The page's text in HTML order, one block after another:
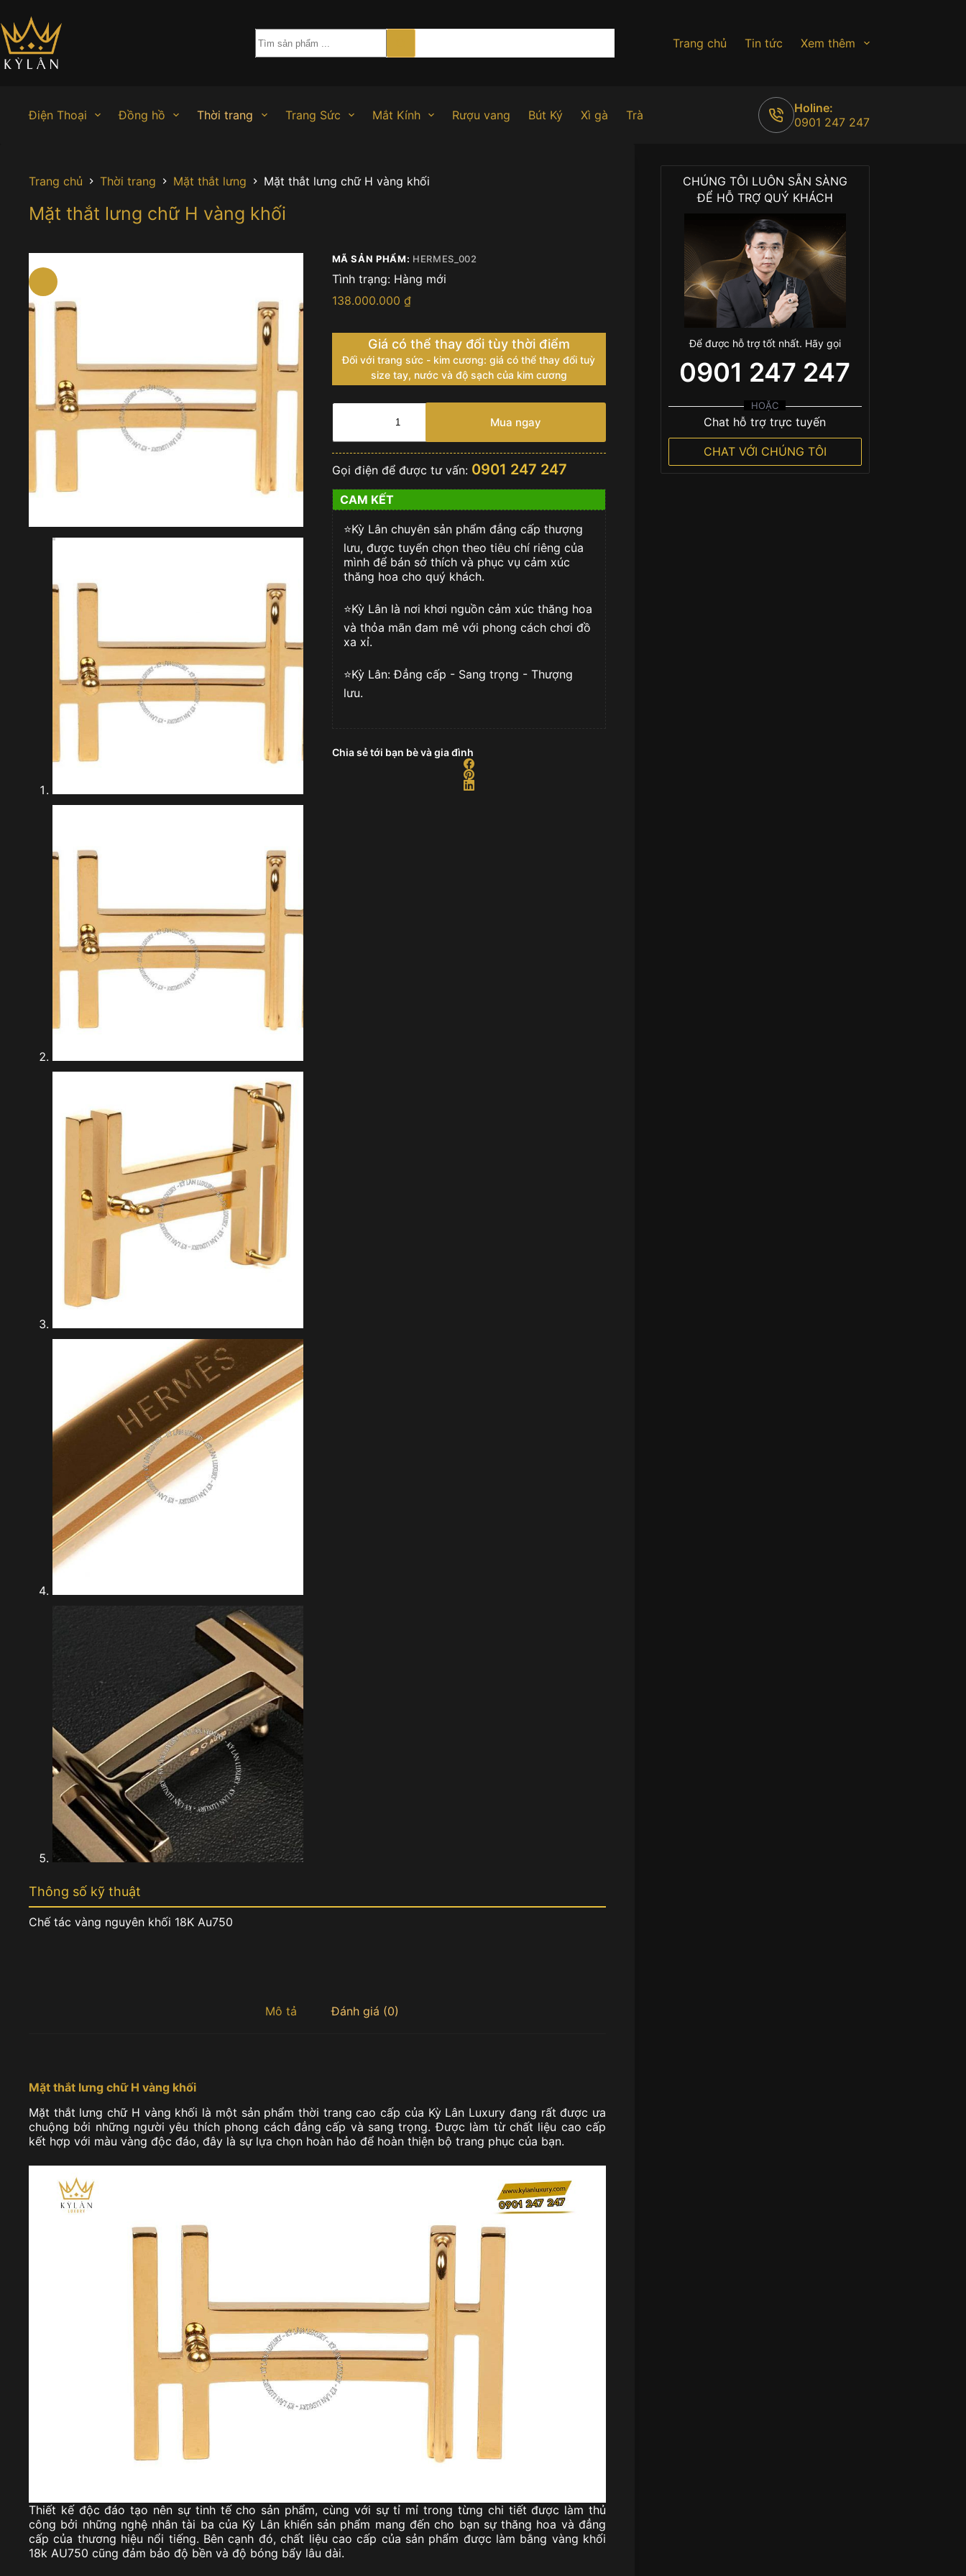
đến
phần
nội
dung
Trang chủ Tin tức Xem thêm
Điện Thoại Đồng hồ Thời trang Trang Sức Mắt Kính Rượu vang Bút Ký Xì gà Trà
Holine:
0901 247 247
Trang chủ Thời trang Mặt thắt lưng Mặt thắt lưng chữ H vàng khối
Mặt thắt lưng chữ H vàng khối
MÃ SẢN PHẨM: HERMES_002
Tình trạng: Hàng mới
138.000.000 ₫
Giá có thể thay đổi tùy thời điểm
Đối với trang sức - kim cương: giá có thể thay đổi tuỳ
size tay, nước và độ sạch của kim cương
Mặt
H
vàng
khối
số
Mua ngay
Gọi điện để được tư vấn: 0901 247 247
CAM KẾT
⭐️Kỳ Lân chuyên sản phẩm đẳng cấp thượng
lưu, được tuyển chọn theo tiêu chí riêng của
mình để bán sở thích và phục vụ cảm xúc
thăng hoa cho quý khách.
⭐️Kỳ Lân là nơi khơi nguồn cảm xúc thăng hoa
và thỏa mãn đam mê với phong cách chơi đồ
xa xỉ.
⭐️Kỳ Lân: Đẳng cấp - Sang trọng - Thượng
lưu.
Chia sẻ tới bạn bè và gia đình
Thông số kỹ thuật
Chế tác vàng nguyên khối 18K Au750
Mô tả Đánh giá (0)
Mặt thắt lưng chữ H vàng khối
Mặt thắt lưng chữ H vàng khối là một sản phẩm thời trang cao cấp của Kỳ Lân Luxury đang rất được ưa
chuộng bởi những người yêu thích phong cách đẳng cấp và sang trọng. Được làm từ chất liệu cao cấp
kết hợp với màu vàng độc đáo, đây là sự lựa chọn hoàn hảo để hoàn thiện bộ trang phục của bạn.
Thiết kế độc đáo tạo nên sự tinh tế cho sản phẩm, cùng với sự tỉ mỉ trong từng chi tiết được làm thủ
công bởi những nghệ nhân tài ba của Kỳ Lân khiến sản phẩm mang đến cho bạn sự thăng hoa và đẳng
cấp của thương hiệu nổi tiếng. Bên cạnh đó, chất liệu cao cấp của sản phẩm được làm bằng vàng khối
18k AU750 cũng đảm bảo độ bền và độ bóng bẩy lâu dài.
CHÚNG TÔI LUÔN SẴN SÀNG
ĐỂ HỖ TRỢ QUÝ KHÁCH
Để được hỗ trợ tốt nhất. Hãy gọi
0901 247 247
HOẶC
Chat hỗ trợ trực tuyến
CHAT VỚI CHÚNG TÔI